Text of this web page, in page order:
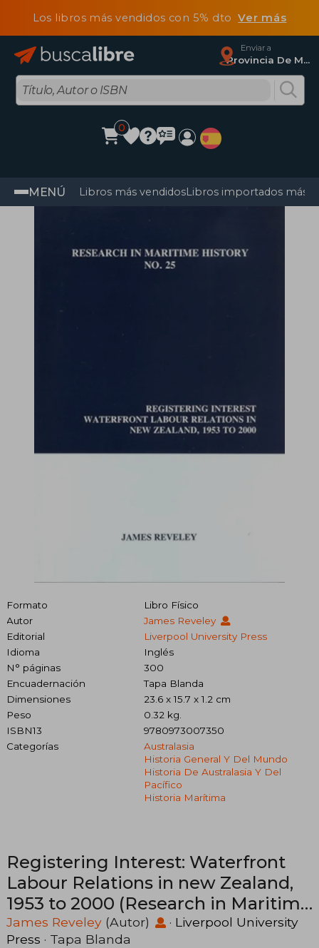
Los libros más vendidos con 5% dtoVer más
Enviar a
Provincia De Madrid
0
MENÚ Libros más vendidosLibros importados más
Formato
Libro Físico
Autor
James Reveley
Editorial
Liverpool University Press
Idioma
Inglés
N° páginas
300
Encuadernación
Tapa Blanda
Dimensiones
23.6 x 15.7 x 1.2 cm
Peso
0.32 kg.
ISBN13
9780973007350
Categorías
Australasia
Historia General Y Del Mundo
Historia De Australasia Y Del
Pacífico
Historia Marítima
Registering Interest: Waterfront
Labour Relations in new Zealand,
1953 to 2000 (Research in Maritime
History Lup) (en Inglés)
James Reveley (Autor) · Liverpool University
Press · Tapa Blanda